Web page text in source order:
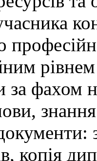
за фахом
копія